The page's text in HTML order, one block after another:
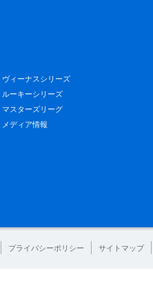
ヴィーナスシリーズ
ルーキーシリーズ
マスターズリーグ
メディア情報
プライバシーポリシー サイトマップ